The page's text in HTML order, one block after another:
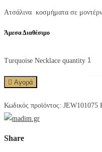
Ατσάλινα κοσμήματα σε
Άμεσα Διαθέσιμο
Turquoise Necklace quantity
Αγορά
Κωδικός προϊόντος: JEW101075
Share